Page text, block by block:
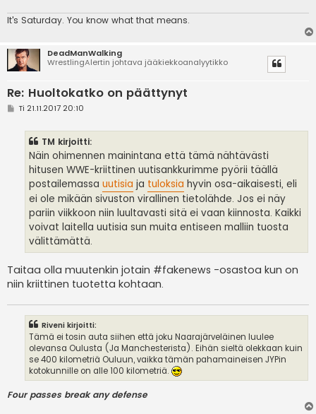
It's Saturday. You know what that means.
DeadManWalking
WrestlingAlertin johtava jääkiekkoanalyytikko
Re: Huoltokatko on päättynyt
VTi 21.11.2017 20:10
TM kirjoitti:
Näin ohimennen mainintana että tämä nähtävästi
hitusen WWE-kriittinen uutisankkurimme pyörii täällä
postailemassa uutisia ja tuloksia hyvin osa-aikaisesti, eli
ei ole mikään sivuston virallinen tietolähde. Jos ei näy
pariin viikkoon niin luultavasti sitä ei vaan kiinnosta. Kaikki
voivat laitella uutisia sun muita entiseen malliin tuosta
välittämättä.
Taitaa olla muutenkin jotain #fakenews -osastoa kun on
niin kriittinen tuotetta kohtaan.
Riveni kirjoitti:
Tämä ei tosin auta siihen että joku Naarajärveläinen luulee
olevansa Oulusta (Ja Manchesterista). Eihän sieltä olekkaan kuin
se 400 kilometriä Ouluun, vaikka tämän pahamaineisen JYPin
kotokunnille on alle 100 kilometriä.
Four passes break any defense